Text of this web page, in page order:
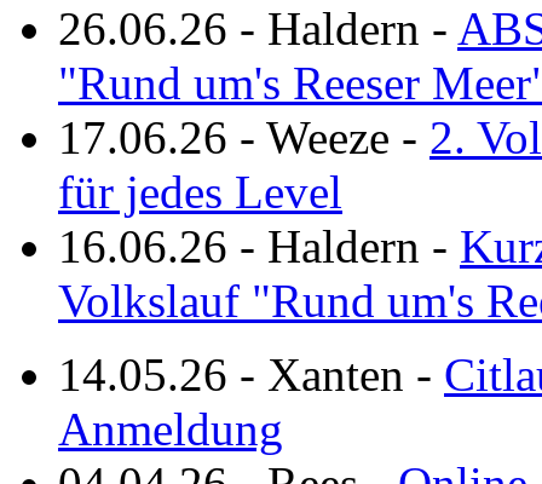
26.06.26 - Haldern -
"Rund um's Reeser
17.06.26 - Weeze - 2.
für jedes Level
16.06.26 - Haldern -
Volkslauf "Rund um's
14.05.26 - Xanten -
Anmeldung